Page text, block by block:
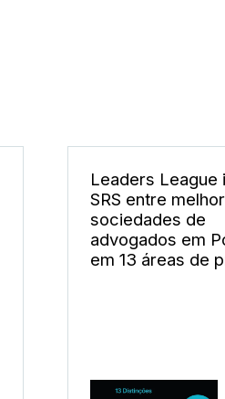
Leaders League
SRS entre
sociedades de
advogados em
em 13 áreas de